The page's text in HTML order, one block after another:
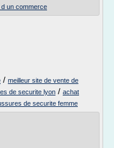
un commerce
/ meilleur site de vente de
de securite lyon / achat
de securite femme